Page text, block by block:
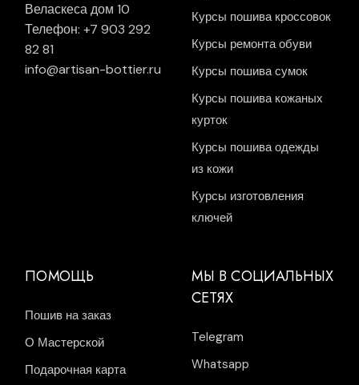
Веласкеса дом 10
Телефон: +7 903 292
82 81
info@artisan-bottier.ru
Курсы пошива кроссовок
Курсы ремонта обуви
Курсы пошива сумок
Курсы пошива кожаных
курток
Курсы пошива одежды
из кожи
Курсы изготовления
ключей
ПОМОЩЬ
Пошив на заказ
О Мастерской
Подарочная карта
МЫ В СОЦИАЛЬНЫХ
СЕТЯХ
Telegram
Whatsapp